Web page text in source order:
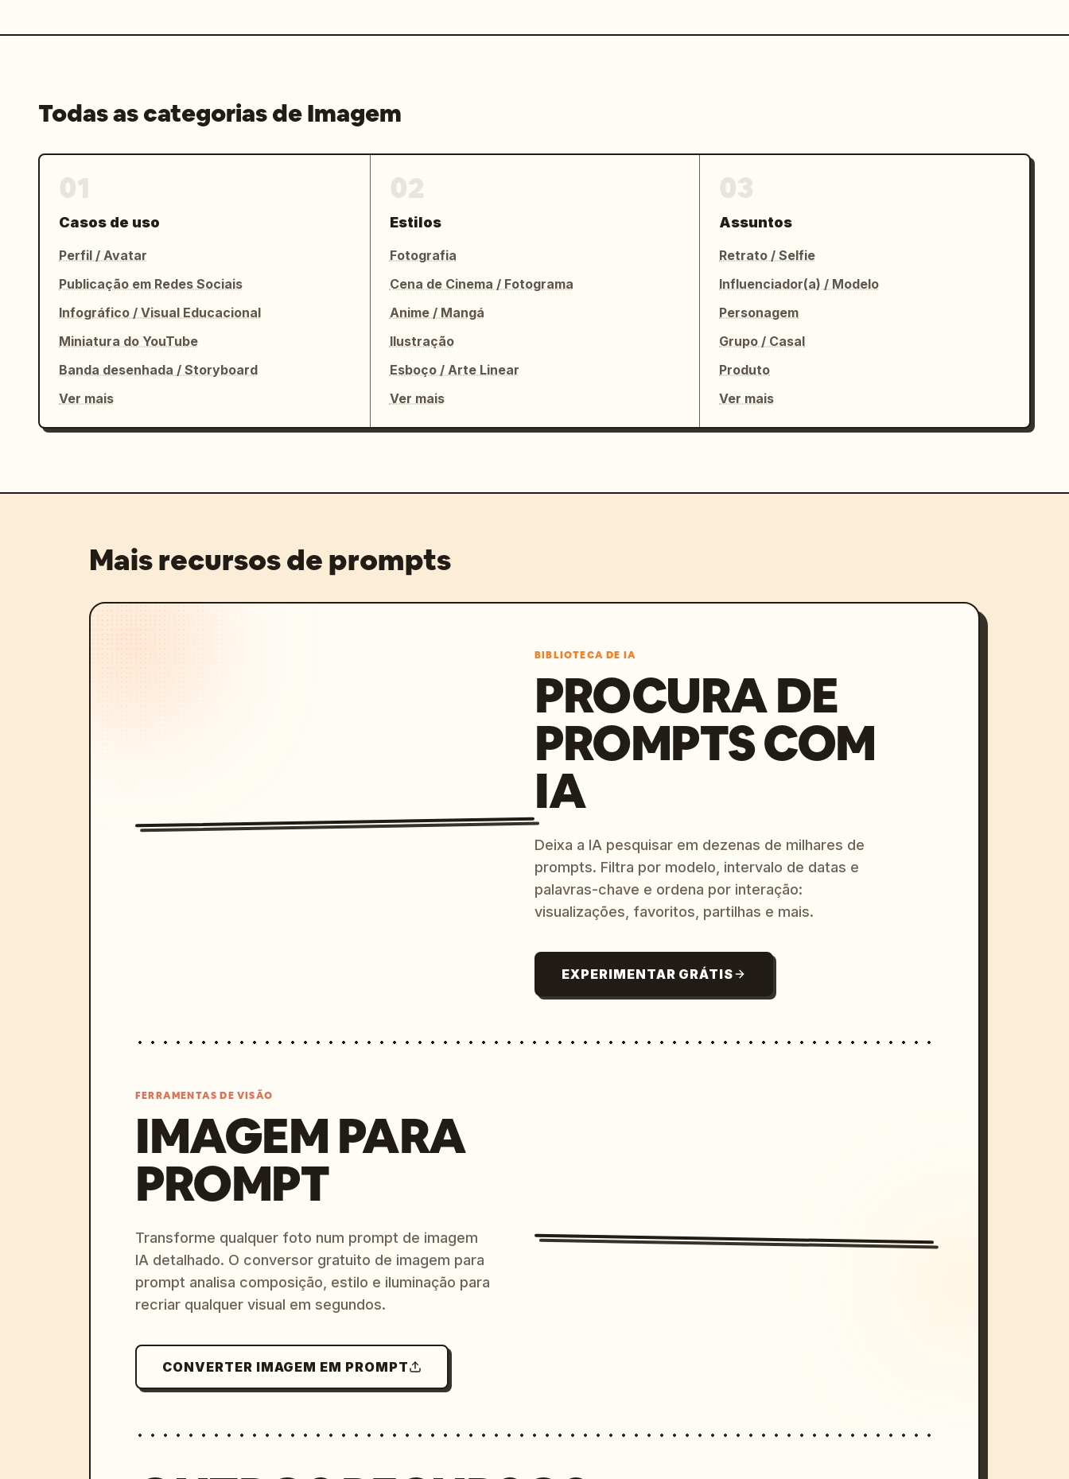
Todas as categorias de Imagem
Casos de uso
Perfil / Avatar
Publicação em Redes Sociais
Infográfico / Visual Educacional
Miniatura do YouTube
Banda desenhada / Storyboard
Ver mais
Estilos
Fotografia
Cena de Cinema / Fotograma
Anime / Mangá
Ilustração
Esboço / Arte Linear
Ver mais
Assuntos
Retrato / Selfie
Influenciador(a) / Modelo
Personagem
Grupo / Casal
Produto
Ver mais
Mais recursos de prompts
BIBLIOTECA DE IA
PROCURA DE
PROMPTS COM
IA
Deixa a IA pesquisar em dezenas de milhares de
prompts. Filtra por modelo, intervalo de datas e
palavras-chave e ordena por interação:
visualizações, favoritos, partilhas e mais.
EXPERIMENTAR GRÁTIS
FERRAMENTAS DE VISÃO
IMAGEM PARA
PROMPT
Transforme qualquer foto num prompt de imagem
IA detalhado. O conversor gratuito de imagem para
prompt analisa composição, estilo e iluminação para
recriar qualquer visual em segundos.
CONVERTER IMAGEM EM PROMPT